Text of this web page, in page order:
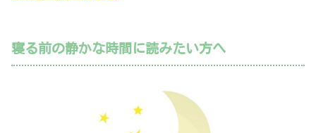
寝る前の静かな時間に読みたい方へ